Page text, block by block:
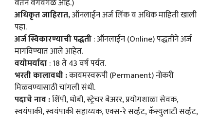
वेतन वेगवेगळे आहे.)
अधिकृत जाहिरात,ऑनलाईन अर्ज लिंक व अधिक माहिती खाली
पहा.
अर्ज स्विकारण्याची पद्धती: ऑनलाईन (Online) पद्धतीने अर्ज
मागविण्यात आले आहेत.
वयोमर्यादा: 18 ते 43 वर्ष पर्यंत.
भरती कालावधी :कायमस्वरूपी (Permanent) नोकरी
मिळवण्यासाठी चांगली संधी.
पदाचे नाव :शिंपी, धोबी, स्ट्रेचर बेअरर, प्रयोगशाळा सेवक,
स्वयंपाकी, स्वयंपाकी सहाय्यक, एक्स-रे सर्व्हंट, कॅस्युलाटी सर्व्हंट,